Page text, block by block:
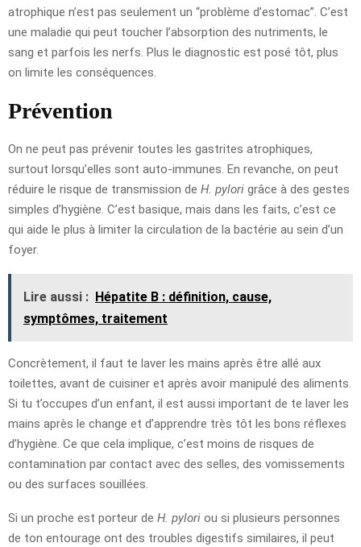
atrophique n’est pas seulement un “problème d’estomac”. C’est
une maladie qui peut toucher l’absorption des nutriments, le
sang et parfois les nerfs. Plus le diagnostic est posé tôt, plus
on limite les conséquences.
Prévention
On ne peut pas prévenir toutes les gastrites atrophiques,
surtout lorsqu’elles sont auto-immunes. En revanche, on peut
réduire le risque de transmission de H. pylori grâce à des gestes
simples d’hygiène. C’est basique, mais dans les faits, c’est ce
qui aide le plus à limiter la circulation de la bactérie au sein d’un
foyer.
Lire aussi : Hépatite B : définition, cause,
symptômes, traitement
Concrètement, il faut te laver les mains après être allé aux
toilettes, avant de cuisiner et après avoir manipulé des aliments.
Si tu t’occupes d’un enfant, il est aussi important de te laver les
mains après le change et d’apprendre très tôt les bons réflexes
d’hygiène. Ce que cela implique, c’est moins de risques de
contamination par contact avec des selles, des vomissements
ou des surfaces souillées.
Si un proche est porteur de H. pylori ou si plusieurs personnes
de ton entourage ont des troubles digestifs similaires, il peut